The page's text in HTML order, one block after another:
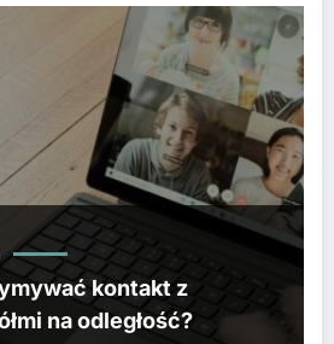
kontakt z
na odległość?